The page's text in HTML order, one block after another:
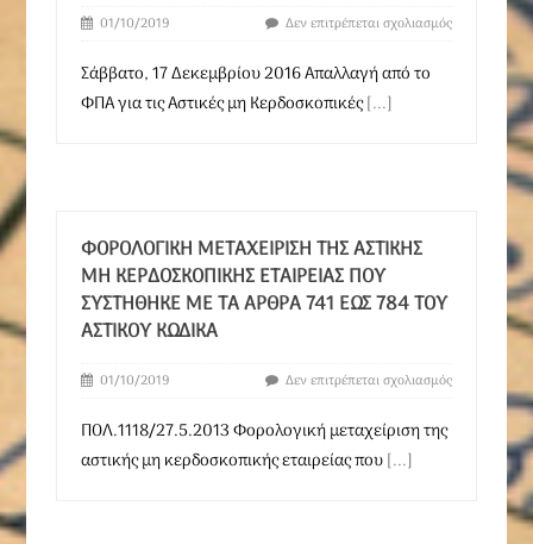
01/10/2019 Δεν επιτρέπεται σχολιασμός
Σάββατο, 17 Δεκεμβρίου 2016 Απαλλαγή από το
ΦΠΑ για τις Αστικές μη Κερδοσκοπικές[...]
ΦΟΡΟΛΟΓΙΚΉ ΜΕΤΑΧΕΊΡΙΣΗ ΤΗΣ ΑΣΤΙΚΉΣ
ΜΗ ΚΕΡΔΟΣΚΟΠΙΚΉΣ ΕΤΑΙΡΕΊΑΣ ΠΟΥ
ΣΥΣΤΉΘΗΚΕ ΜΕ ΤΑ ΆΡΘΡΑ 741 ΈΩΣ 784 ΤΟΥ
ΑΣΤΙΚΟΎ ΚΏΔΙΚΑ
01/10/2019 Δεν επιτρέπεται σχολιασμός
ΠΟΛ.1118/27.5.2013 Φορολογική μεταχείριση της
αστικής μη κερδοσκοπικής εταιρείας που[...]